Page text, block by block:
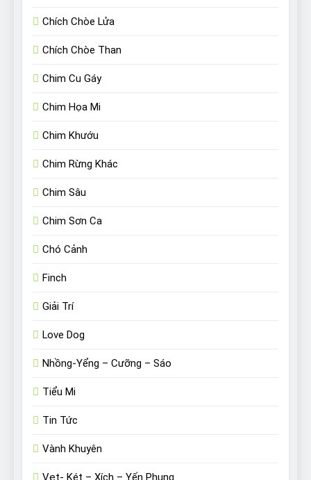
Chích Chòe Lửa
Chích Chòe Than
Chim Cu Gáy
Chim Họa Mi
Chim Khướu
Chim Rừng Khác
Chim Sâu
Chim Sơn Ca
Chó Cảnh
Finch
Giải Trí
Love Dog
Nhồng-Yểng – Cưỡng – Sáo
Tiểu Mi
Tin Tức
Vành Khuyên
Vẹt- Két – Xích – Yến Phụng